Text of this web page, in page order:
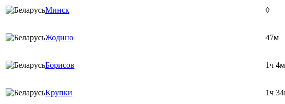
Минск ◊
Жодино 47м
Борисов 1ч 4м
Крупки 1ч